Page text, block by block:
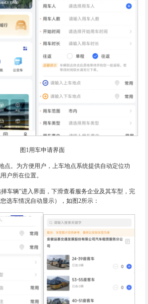
图1用车申请界面
点。为方便用户，上车地点系统提供自动定位功
户所在位置。
车辆”进入界面，下滑查看服务企业及其车型，完
选车情况自动显示），如图2所示：